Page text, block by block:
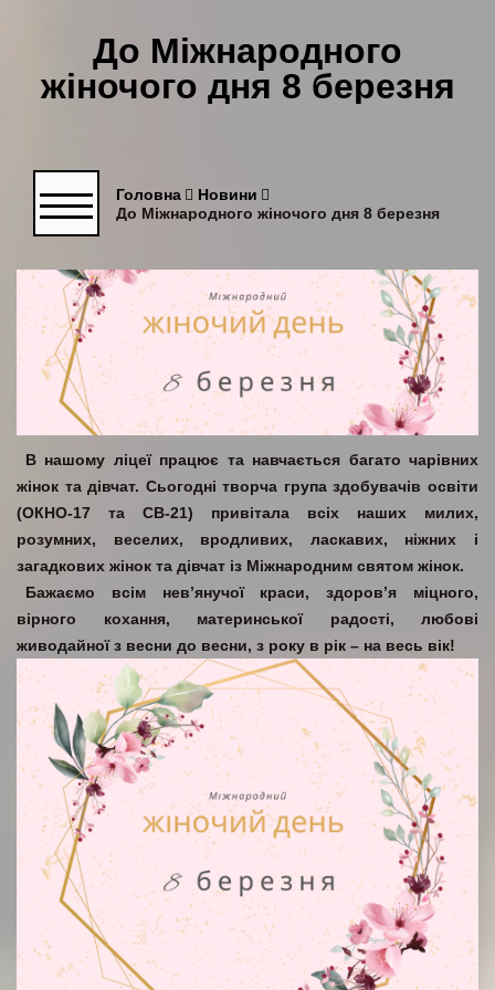
До Міжнародного
жіночого дня 8 березня
Головна
Новини
До Міжнародного жіночого дня 8 березня
В нашому ліцеї працює та навчається багато чарівних
жінок та дівчат. Сьогодні творча група здобувачів освіти
(ОКНО-17 та СВ-21) привітала всіх наших милих,
розумних, веселих, вродливих, ласкавих, ніжних і
загадкових жінок та дівчат із Міжнародним святом жінок.
Бажаємо всім нев’янучої краси, здоров’я міцного,
вірного кохання, материнської радості, любові
живодайної з весни до весни, з року в рік – на весь вік!